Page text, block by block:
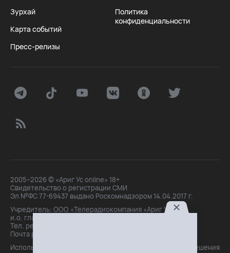
Зурхай
Карта событий
Пресс-релизы
Политика
конфиденциальности
2005–2026 © «Ариг Ус online» 18+
Свидетельство о регистрации СМИ
Эл №ФС 77-69437 выдано Роскомнадзором 14.04.2017 г.
Учредитель: ООО «Телерадиокомпания «Ариг Ус»,
и.о. главного редактора: Маханова О.Б.
Тел. peдakции: +7(3012)21-30-14,
Почта peдakции: editor@arigus.tv
Использование материалов только с письменного разрешения